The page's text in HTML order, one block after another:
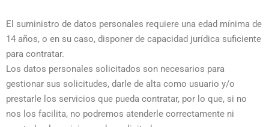
El suministro de datos personales requiere una edad mínima de
14 años, o en su caso, disponer de capacidad jurídica suficiente
para contratar.
Los datos personales solicitados son necesarios para
gestionar sus solicitudes, darle de alta como usuario y/o
prestarle los servicios que pueda contratar, por lo que, si no
nos los facilita, no podremos atenderle correctamente ni